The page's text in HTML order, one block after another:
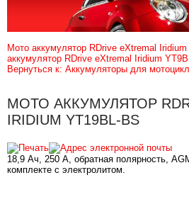
Мото аккумулятор RDrive eXtremal Iridium
аккумулятор RDrive eXtremal Iridium
Вернуться к: Аккумуляторы для
МОТО АККУМУЛЯТОР
IRIDIUM YT19BL-BS
18,9 Ач, 250 А, обратная полярность,
комплекте с электролитом.